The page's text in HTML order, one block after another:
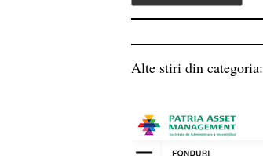
Alte stiri din categoria: